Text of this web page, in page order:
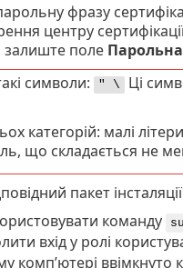
фразу
центру
залиште поле
символи: " \ Ці
категорій: малі
що складається не
пакет
команду
вхід у ролі
ввімкнуто